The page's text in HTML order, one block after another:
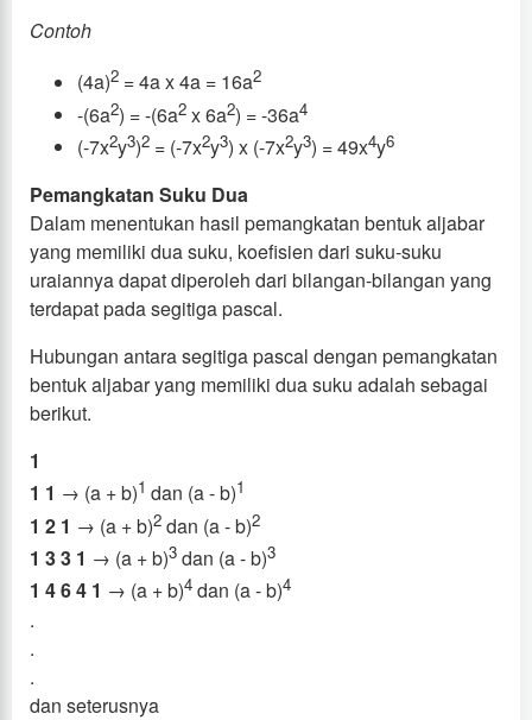
Contoh
(4a)2 = 4a x 4a = 16a2
-(6a2) = -(6a2 x 6a2) = -36a4
(-7x2y3)2 = (-7x2y3) x (-7x2y3) = 49x4y6
Pemangkatan Suku Dua
Dalam menentukan hasil pemangkatan bentuk aljabar
yang memiliki dua suku, koefisien dari suku-suku
uraiannya dapat diperoleh dari bilangan-bilangan yang
terdapat pada segitiga pascal.
Hubungan antara segitiga pascal dengan pemangkatan
bentuk aljabar yang memiliki dua suku adalah sebagai
berikut.
1
1 1 → (a + b)1 dan (a - b)1
1 2 1 → (a + b)2 dan (a - b)2
1 3 3 1 → (a + b)3 dan (a - b)3
1 4 6 4 1 → (a + b)4 dan (a - b)4
.
.
.
dan seterusnya